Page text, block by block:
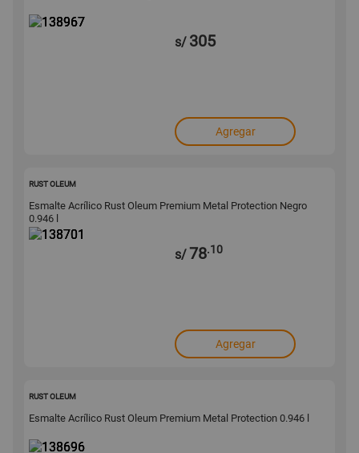
s/ 305
Agregar
RUST OLEUM
Esmalte Acrílico Rust Oleum Premium Metal Protection Negro
0.946 l
s/78.10
Agregar
RUST OLEUM
Esmalte Acrílico Rust Oleum Premium Metal Protection 0.946 l